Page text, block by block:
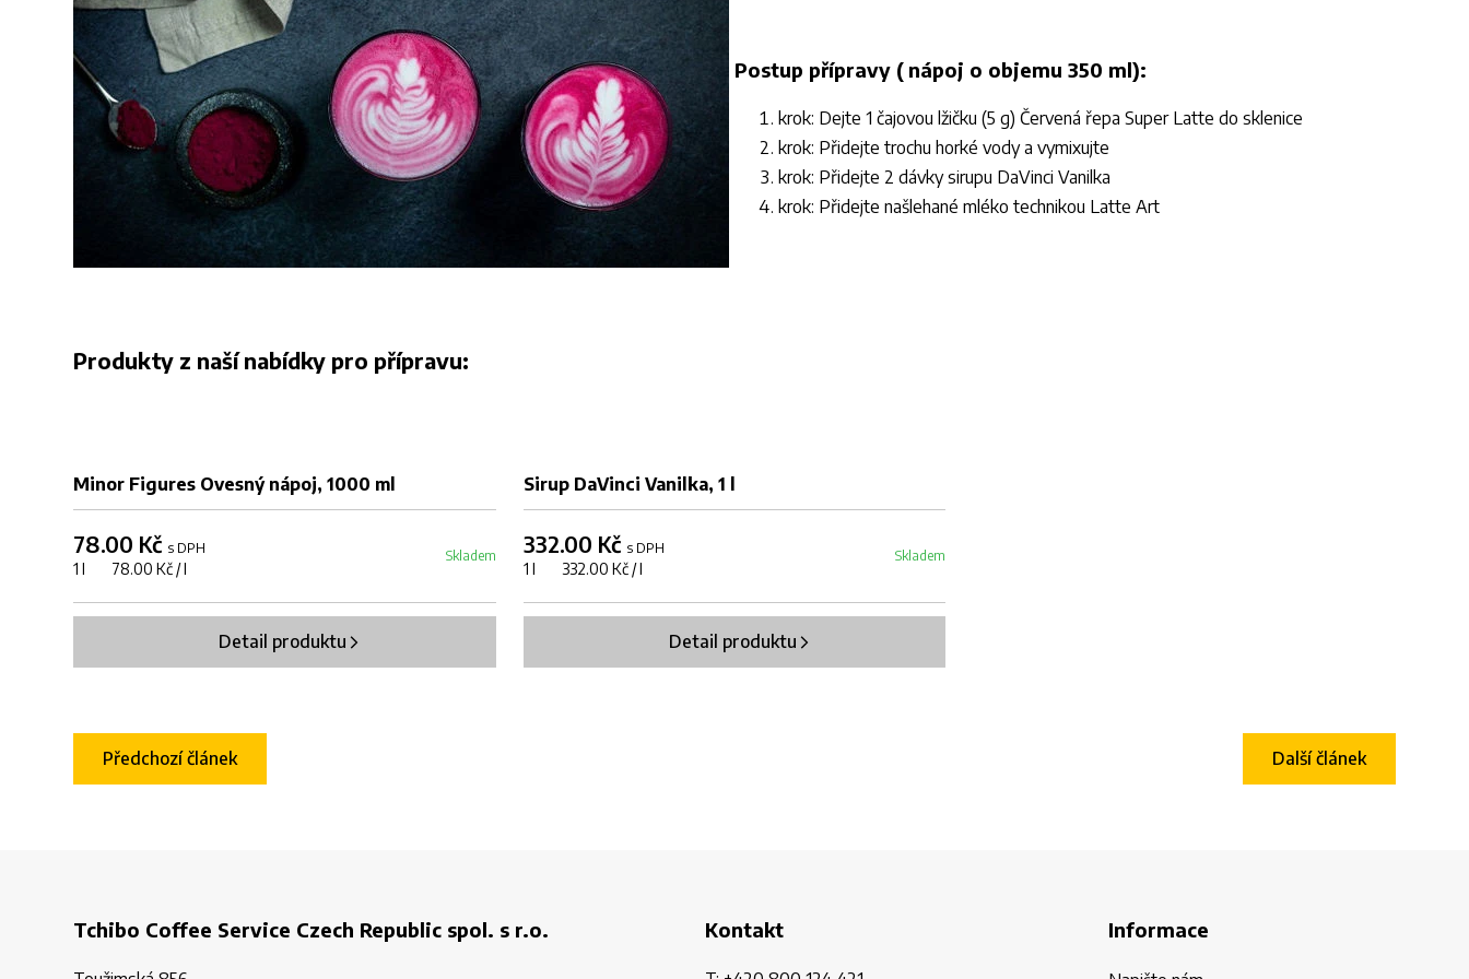
Postup přípravy ( nápoj o objemu 350 ml):
krok: Dejte 1 čajovou lžičku (5 g) Červená řepa Super Latte do sklenice
krok: Přidejte trochu horké vody a vymixujte
krok: Přidejte 2 dávky sirupu DaVinci Vanilka
krok: Přidejte našlehané mléko technikou Latte Art
Produkty z naší nabídky pro přípravu:
Minor Figures Ovesný nápoj, 1000 ml
78.00 Kč s DPH
1 l 78.00 Kč / l
Skladem
Detail produktu
Sirup DaVinci Vanilka, 1 l
332.00 Kč s DPH
1 l 332.00 Kč / l
Skladem
Detail produktu
Další článek
Předchozí článek
Tchibo Coffee Service Czech Republic spol. s r.o. Kontakt Informace